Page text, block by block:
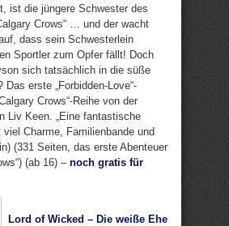
ist die jüngere Schwester des
Crows“ … und der wacht
dass sein Schwesterlein
Sportler zum Opfer fällt! Doch
sich tatsächlich in die süße
Das erste „Forbidden-Love“-
Crows“-Reihe von der
Liv Keen. „Eine fantastische
Charme, Familienbande und
(331 Seiten, das erste Abenteuer
(ab 16) –noch gratis für
Lord of Wicked – Die weiße Ehe